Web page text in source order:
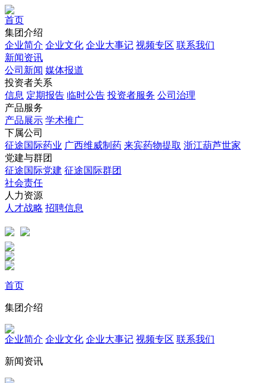
首页
集团介绍
企业简介 企业文化 企业⼤事记 视频专区 联系我们
新闻资讯
公司新闻 媒体报道
投资者关系
信息 定期报告 临时公告 投资者服务 公司治理
产品服务
产品展示 学术推广
下属公司
征途国际药业 广西维威制药 来宾药物提取 浙江葫芦世家
党建与群团
征途国际党建 征途国际群团
社会责任
人力资源
人才战略 招聘信息
首页
集团介绍
企业简介 企业文化 企业⼤事记 视频专区 联系我们
新闻资讯